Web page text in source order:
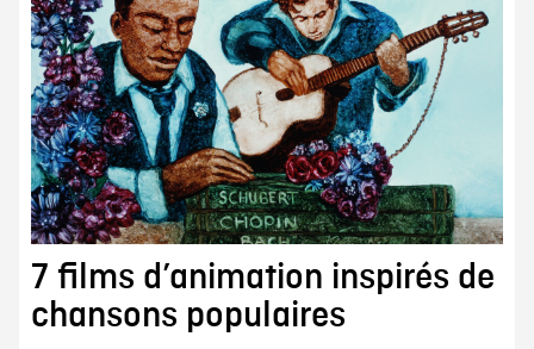
7 films d’animation inspirés de
chansons populaires